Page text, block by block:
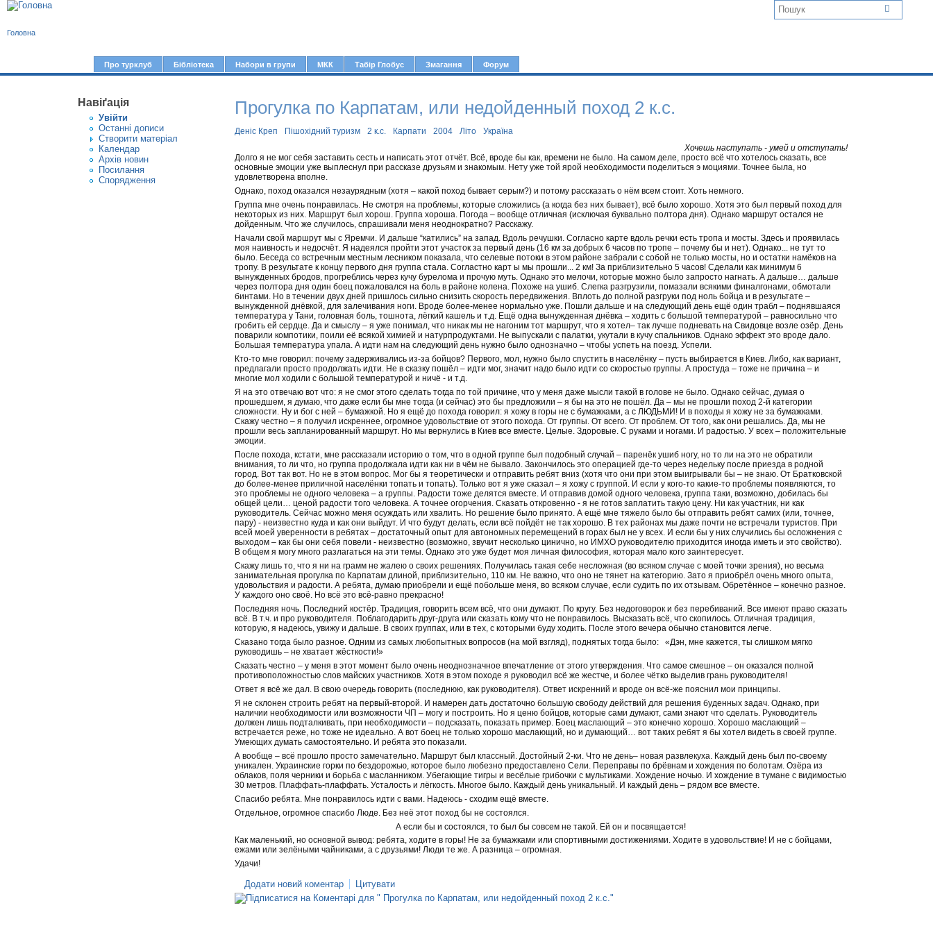
л
о
в
н
Про турклуб Бібліотека Набори в групи МКК Табір Глобус Змагання Форум
Головна
Навіґація
Увiйти
Останні дописи
Створити матерiал
Календар
Архів новин
Посилання
Спорядження
Прогулка по Карпатам, или недойденный поход 2 к.с.
Деніс Креп Пішохідний туризм 2 к.с. Карпати 2004 Літо
Україна
Хочешь наступать - умей и отступать!
Долго я не мог себя заставить сесть и написать этот отчёт. Всё, вроде бы как, времени не было. На самом деле, просто всё что хотелось сказать, все
основные эмоции уже выплеснул при рассказе друзьям и знакомым. Нету уже той ярой необходимости поделиться э моциями. Точнее была, но
удовлетворена вполне.
Однако, поход оказался незаурядным (хотя – какой поход бывает серым?) и потому рассказать о нём всем стоит. Хоть немного.
Группа мне очень понравилась. Не смотря на проблемы, которые сложились (а когда без них бывает), всё было хорошо. Хотя это был первый поход для
некоторых из них. Маршрут был хорош. Группа хороша. Погода – вообще отличная (исключая буквально полтора дня). Однако маршрут остался не
дойденным. Что же случилось, спрашивали меня неоднократно? Расскажу.
Начали свой маршрут мы с Яремчи. И дальше “катились” на запад. Вдоль речушки. Согласно карте вдоль речки есть тропа и мосты. Здесь и проявилась
моя наивность и недосчёт. Я надеялся пройти этот участок за первый день (16 км за добрых 6 часов по тропе – почему бы и нет). Однако... не тут то
было. Беседа со встречным местным лесником показала, что селевые потоки в этом районе забрали с собой не только мосты, но и остатки намёков на
тропу. В результате к концу первого дня группа стала. Согластно карт ы мы прошли... 2 км! За приблизительно 5 часов! Сделали как минимум 6
вынужденных бродов, прогреблись через кучу бурелома и прочую муть. Однако это мелочи, которые можно было запросто нагнать. А дальше… дальше
через полтора дня один боец пожаловался на боль в районе колена. Похоже на ушиб. Слегка разгрузили, помазали всякими финалгонами, обмотали
бинтами. Но в течении двух дней пришлось сильно снизить скорость передвижения. Вплоть до полной разгруки под ноль бойца и в результате –
вынужденной днёвкой, для залечивания ноги. Вроде более-менее нормально уже. Пошли дальше и на следующий день ещё один трабл – поднявшаяся
температура у Тани, головная боль, тошнота, лёгкий кашель и т.д. Ещё одна вынужденная днёвка – ходить с большой температурой – равносильно что
гробить ей сердце. Да и смыслу – я уже понимал, что никак мы не нагоним тот маршрут, что я хотел– так лучше подневать на Свидовце возле озёр. День
поварили компотики, поили её всякой химией и натурпродуктами. Не выпускали с палатки, укутали в кучу спальников. Однако эффект это вроде дало.
Большая температура упала. А идти нам на следующий день нужно было однозначно – чтобы успеть на поезд. Успели.
Кто-то мне говорил: почему задерживались из-за бойцов? Первого, мол, нужно было спустить в населёнку – пусть выбирается в Киев. Либо, как вариант,
предлагали просто продолжать идти. Не в сказку пошёл – идти мог, значит надо было идти со скоростью группы. А простуда – тоже не причина – и
многие мол ходили с большой температурой и ничё - и т.д.
Я на это отвечаю вот что: я не смог этого сделать тогда по той причине, что у меня даже мысли такой в голове не было. Однако сейчас, думая о
прошедшем, я думаю, что даже если бы мне тогда (и сейчас) это бы предложили – я бы на это не пошёл. Да – мы не прошли поход 2-й категории
сложности. Ну и бог с ней – бумажкой. Но я ещё до похода говорил: я хожу в горы не с бумажками, а с ЛЮДЬМИ! И в походы я хожу не за бумажками.
Скажу честно – я получил искреннее, огромное удовольствие от этого похода. От группы. От всего. От проблем. От того, как они решались. Да, мы не
прошли весь запланированный маршрут. Но мы вернулись в Киев все вместе. Целые. Здоровые. С руками и ногами. И радостью. У всех – положительные
эмоции.
После похода, кстати, мне рассказали историю о том, что в одной группе был подобный случай – паренёк ушиб ногу, но то ли на это не обратили
внимания, то ли что, но группа продолжала идти как ни в чём не бывало. Закончилось это операцией где-то через недельку после приезда в родной
город. Вот так вот. Но не в этом вопрос. Мог бы я теоретически и отправить ребят вниз (хотя что они при этом выигрывали бы – не знаю. От Братковской
до более-менее приличной населёнки топать и топать). Только вот я уже сказал – я хожу с группой. И если у кого-то какие-то проблемы появляются, то
это проблемы не одного человека – а группы. Радости тоже делятся вместе. И отправив домой одного человека, группа таки, возможно, добилась бы
общей цели… ценой радости того человека. А точнее огорчения. Сказать откровенно - я не готов заплатить такую цену. Ни как участник, ни как
руководитель. Сейчас можно меня осуждать или хвалить. Но решение было принято. А ещё мне тяжело было бы отправить ребят самих (или, точнее,
пару) - неизвестно куда и как они выйдут. И что будут делать, если всё пойдёт не так хорошо. В тех районах мы даже почти не встречали туристов. При
всей моей уверенности в ребятах – достаточный опыт для автономных перемещений в горах был не у всех. И если бы у них случились бы осложнения с
выходом – как бы они себя повели - неизвестно (возможно, звучит несколько цинично, но ИМХО руководителю приходится иногда иметь и это свойство).
В общем я могу много разлагаться на эти темы. Однако это уже будет моя личная философия, которая мало кого заинтересует.
Скажу лишь то, что я ни на грамм не жалею о своих решениях. Получилась такая себе несложная (во всяком случае с моей точки зрения), но весьма
занимательная прогулка по Карпатам длиной, приблизительно, 110 км. Не важно, что оно не тянет на категорию. Зато я приобрёл очень много опыта,
удовольствия и радости. А ребята, думаю приобрели и ещё побольше меня, во всяком случае, если судить по их отзывам. Обретённое – конечно разное.
У каждого оно своё. Но всё это всё-равно прекрасно!
Последняя ночь. Последний костёр. Традиция, говорить всем всё, что они думают. По кругу. Без недоговорок и без перебиваний. Все имеют право сказать
всё. В т.ч. и про руководителя. Поблагодарить друг-друга или сказать кому что не понравилось. Высказать всё, что скопилось. Отличная традиция,
которую, я надеюсь, увижу и дальше. В своих группах, или в тех, с которыми буду ходить. После этого вечера обычно становится легче.
Сказано тогда было разное. Одним из самых любопытных вопросов (на мой взгляд), поднятых тогда было: «Дэн, мне кажется, ты слишком мягко
руководишь – не хватает жёсткости!»
Сказать честно – у меня в этот момент было очень неоднозначное впечатление от этого утверждения. Что самое смешное – он оказался полной
противоположностью слов майских участников. Хотя в этом походе я руководил всё же жестче, и более чётко выделив грань руководителя!
Ответ я всё же дал. В свою очередь говорить (последнюю, как руководителя). Ответ искренний и вроде он всё-же пояснил мои принципы.
Я не склонен строить ребят на первый-второй. И намерен дать достаточно большую свободу действий для решения буденных задач. Однако, при
наличии необходимости или возможности ЧП – могу и построить. Но я ценю бойцов, которые сами думают, сами знают что сделать. Руководитель
должен лишь подталкивать, при необходимости – подсказать, показать пример. Боец маслающий – это конечно хорошо. Хорошо маслающий –
встречается реже, но тоже не идеально. А вот боец не только хорошо маслающий, но и думающий… вот таких ребят я бы хотел видеть в своей группе.
Умеющих думать самостоятельно. И ребята это показали.
А вообще – всё прошло просто замечательно. Маршрут был классный. Достойный 2-ки. Что не день– новая развлекуха. Каждый день был по-своему
уникален. Украинские горки по бездорожью, которое было любезно предоставлено Сели. Переправы по брёвнам и хождения по болотам. Озёра из
облаков, поля черники и борьба с масланником. Убегающие тигры и весёлые грибочки с мультиками. Хождение ночью. И хождение в тумане с видимостью
30 метров. Плаффать-плаффать. Усталость и лёгкость. Многое было. Каждый день уникальный. И каждый день – рядом все вместе.
Спасибо ребята. Мне понравилось идти с вами. Надеюсь - сходим ещё вместе.
Отдельное, огромное спасибо Люде. Без неё этот поход бы не состоялся.
А если бы и состоялся, то был бы совсем не такой. Ей он и посвящается!
Как маленький, но основной вывод: ребята, ходите в горы! Не за бумажками или спортивными достижениями. Ходите в удовольствие! И не с бойцами,
ежами или зелёными чайниками, а с друзьями! Люди те же. А разница – огромная.
Удачи!
Додати новий коментар Цитувати